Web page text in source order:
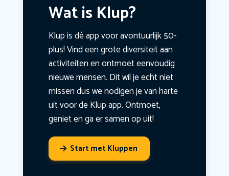
Wat is Klup?
Klup is dé app voor avontuurlijk 50-
plus! Vind een grote diversiteit aan
activiteiten en ontmoet eenvoudig
nieuwe mensen. Dit wil je echt niet
missen dus we nodigen je van harte
uit voor de Klup app. Ontmoet,
geniet en ga er samen op uit!
Start met Kluppen